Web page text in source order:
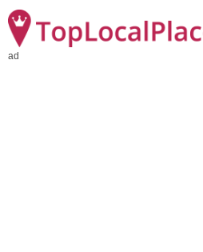
ad